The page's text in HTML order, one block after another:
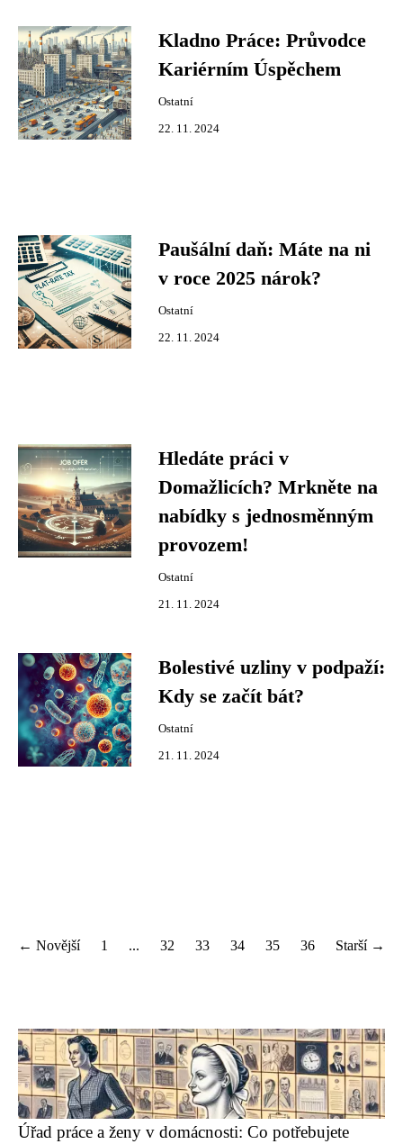
Kladno Práce: Průvodce
Kariérním Úspěchem
Ostatní
22. 11. 2024
Paušální daň: Máte na ni
v roce 2025 nárok?
Ostatní
22. 11. 2024
Hledáte práci v
Domažlicích? Mrkněte na
nabídky s jednosměnným
provozem!
Ostatní
21. 11. 2024
Bolestivé uzliny v podpaží:
Kdy se začít bát?
Ostatní
21. 11. 2024
← Novější 1 ... 32 33 34 35 36 Starší →
Úřad práce a ženy v domácnosti: Co potřebujete